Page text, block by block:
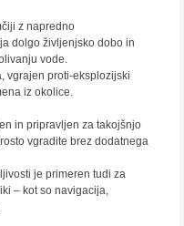
z napredno
dolgo življenjsko dobo in
vode.
vgrajen proti-eksplozijski
iz okolice.
in pripravljen za takojšnjo
vgradite brez dodatnega
je primeren tudi za
– kot so navigacija,